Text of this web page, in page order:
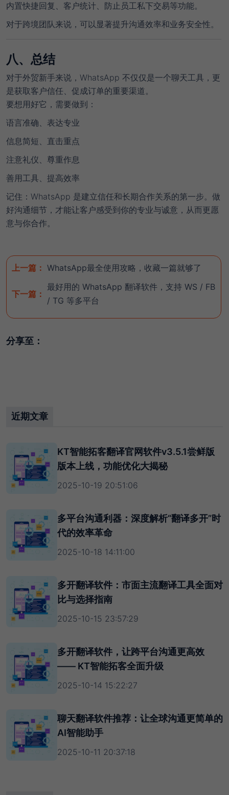
内置快捷回复、客户统计、防止员工私下交易等功能。
对于跨境团队来说，可以显著提升沟通效率和业务安全性。
八、总结
对于外贸新手来说，WhatsApp 不仅仅是一个聊天工具，更
是获取客户信任、促成订单的重要渠道。
要想用好它，需要做到：
语言准确、表达专业
信息简短、直击重点
注意礼仪、尊重作息
善用工具、提高效率
记住 ：WhatsApp 是建立信任和长期合作关系的第一步。做
好沟通细节，才能让客户感受到你的专业与诚意，从而更愿
意与你合作。
上一篇： WhatsApp最全使用攻略，收藏一篇就够了
下一篇：
最好用的 WhatsApp 翻译软件，支持 WS / FB
/ TG 等多平台
分享至：
近期文章
KT智能拓客翻译官网软件v3.5.1尝鲜版
版本上线，功能优化大揭秘
2025-10-19 20:51:06
多平台沟通利器：深度解析“翻译多开”时
代的效率革命
2025-10-18 14:11:00
多开翻译软件：市面主流翻译工具全面对
比与选择指南
2025-10-15 23:57:29
多开翻译软件，让跨平台沟通更高效
—— KT智能拓客全面升级
2025-10-14 15:22:27
聊天翻译软件推荐：让全球沟通更简单的
AI智能助手
2025-10-11 20:37:18